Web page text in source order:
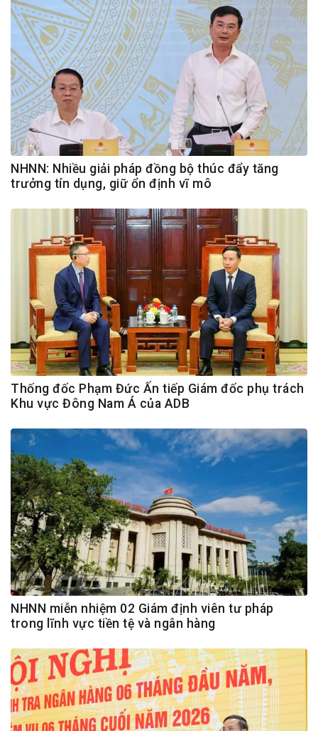
NHNN: Nhiều giải pháp đồng bộ thúc đẩy tăng
trưởng tín dụng, giữ ổn định vĩ mô
Thống đốc Phạm Đức Ấn tiếp Giám đốc phụ trách
Khu vực Đông Nam Á của ADB
NHNN miễn nhiệm 02 Giám định viên tư pháp
trong lĩnh vực tiền tệ và ngân hàng